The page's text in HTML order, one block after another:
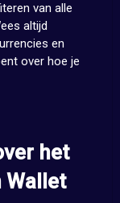
van alle
altijd
en
over hoe je
het
Wallet